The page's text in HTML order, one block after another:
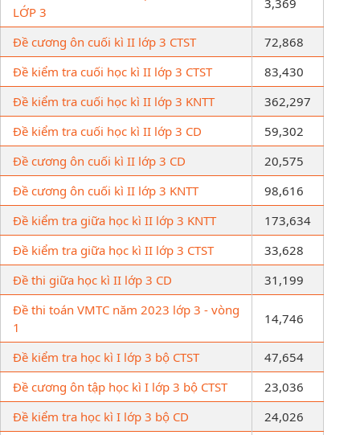
LỚP 3
Đề cương ôn cuối kì II lớp 3 CTST
72,868
Đề kiểm tra cuối học kì II lớp 3 CTST
83,430
Đề kiểm tra cuối học kì II lớp 3 KNTT
362,297
Đề kiểm tra cuối học kì II lớp 3 CD
59,302
Đề cương ôn cuối kì II lớp 3 CD
20,575
Đề cương ôn cuối kì II lớp 3 KNTT
98,616
Đề kiểm tra giữa học kì II lớp 3 KNTT
173,634
Đề kiểm tra giữa học kì II lớp 3 CTST
33,628
Đề thi giữa học kì II lớp 3 CD
31,199
Đề thi toán VMTC năm 2023 lớp 3 - vòng
1
14,746
Đề kiểm tra học kì I lớp 3 bộ CTST
47,654
Đề cương ôn tập học kì I lớp 3 bộ CTST
23,036
Đề kiểm tra học kì I lớp 3 bộ CD
24,026